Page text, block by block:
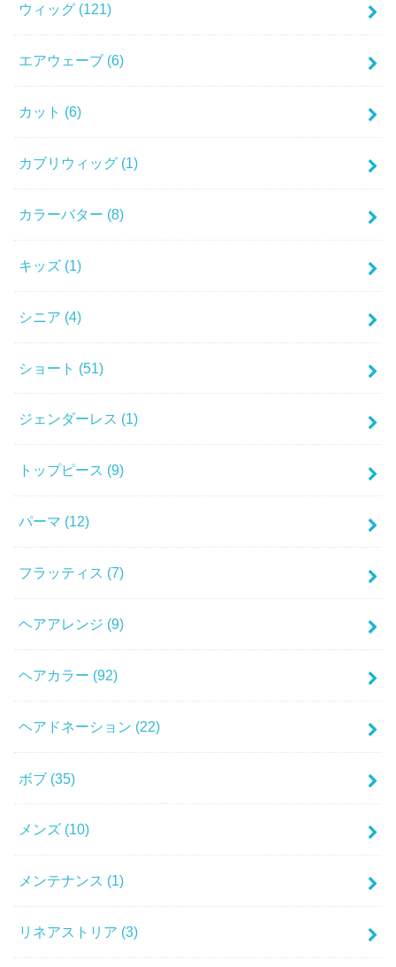
ウィッグ (121)
エアウェーブ (6)
カット (6)
カブリウィッグ (1)
カラーバター (8)
キッズ (1)
シニア (4)
ショート (51)
ジェンダーレス (1)
トップピース (9)
パーマ (12)
フラッティス (7)
ヘアアレンジ (9)
ヘアカラー (92)
ヘアドネーション (22)
ボブ (35)
メンズ (10)
メンテナンス (1)
リネアストリア (3)